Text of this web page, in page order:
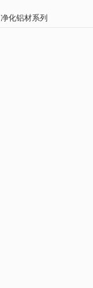
净化铝材系列